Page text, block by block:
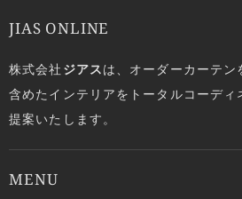
JIAS ONLINE
株式会社 ジアスは、オーダーカーテン
含めたインテリアをトータルコーディ
提案いたします。
MENU